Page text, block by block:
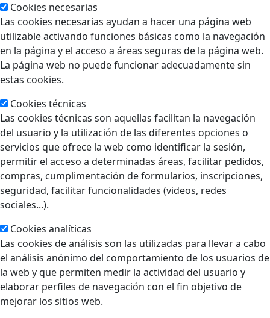
Cookies necesarias
Las cookies necesarias ayudan a hacer una página web
utilizable activando funciones básicas como la navegación
en la página y el acceso a áreas seguras de la página web.
La página web no puede funcionar adecuadamente sin
estas cookies.
Cookies técnicas
Las cookies técnicas son aquellas facilitan la navegación
del usuario y la utilización de las diferentes opciones o
servicios que ofrece la web como identificar la sesión,
permitir el acceso a determinadas áreas, facilitar pedidos,
compras, cumplimentación de formularios, inscripciones,
seguridad, facilitar funcionalidades (videos, redes
sociales...).
Cookies analíticas
Las cookies de análisis son las utilizadas para llevar a cabo
el análisis anónimo del comportamiento de los usuarios de
la web y que permiten medir la actividad del usuario y
elaborar perfiles de navegación con el fin objetivo de
mejorar los sitios web.